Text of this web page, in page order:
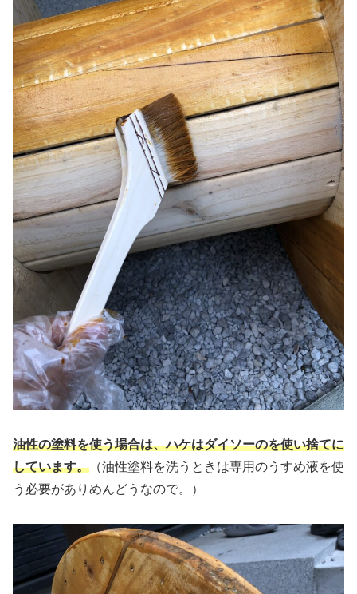
油性の塗料を使う場合は、ハケはダイソーのを使い捨てに
しています。 （油性塗料を洗うときは専用のうすめ液を使
う必要がありめんどうなので。）